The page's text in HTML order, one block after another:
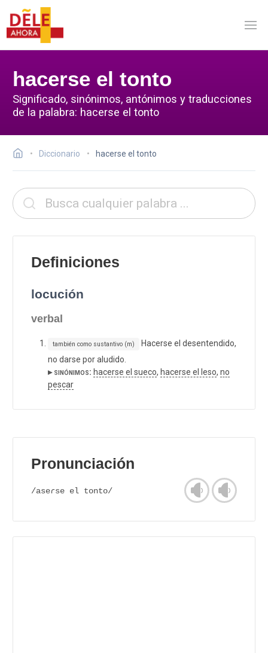
hacerse el tonto
Significado, sinónimos, antónimos y traducciones
de la palabra: hacerse el tonto
Diccionario hacerse el tonto
Definiciones
locución
verbal
también como sustantivo (m)
Hacerse el desentendido,
no darse por aludido.
▸ sinónimos: hacerse el sueco, hacerse el leso, no
pescar
Pronunciación
/aseɾse el tonto/